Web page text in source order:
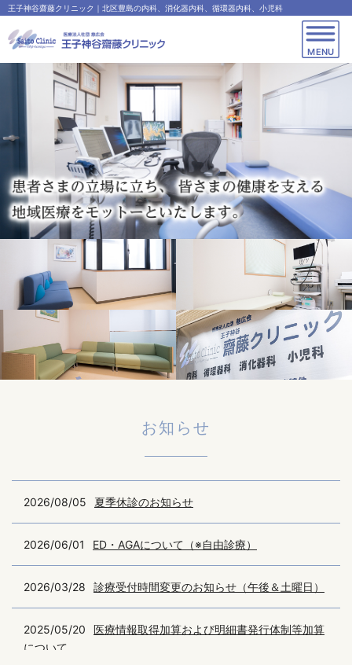
王子神谷齋藤クリニック｜北区豊島の内科、消化器内科、循環器内科、小児科
MENU
お知らせ
2026/08/05 夏季休診のお知らせ
2026/06/01 ED・AGAについて（※自由診療）
2026/03/28 診療受付時間変更のお知らせ（午後＆土曜日）
2025/05/20
医療情報取得加算および明細書発行体制等加算
について